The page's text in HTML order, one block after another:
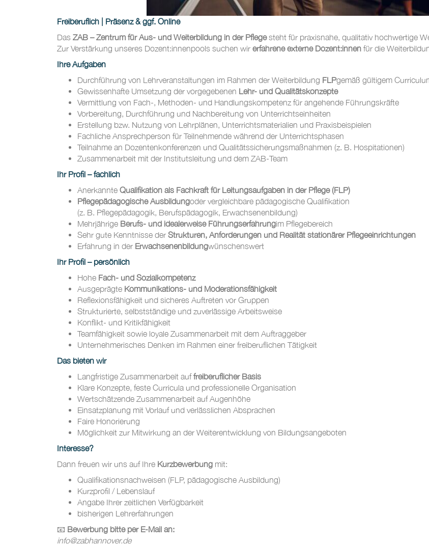
Freiberuflich | Präsenz & ggf. Online
Das ZAB – Zentrum für Aus- und Weiterbildung in der Pflegesteht für praxisnahe, qualitativ hochwertige
Zur Verstärkung unseres Dozent:innenpools suchen wir erfahrene externe Dozent:innen für die
Ihre Aufgaben
Durchführung von Lehrveranstaltungen im Rahmen der Weiterbildung FLPgemäß gültigem
Gewissenhafte Umsetzung der vorgegebenen Lehr- und Qualitätskonzepte
Vermittlung von Fach-, Methoden- und Handlungskompetenz für angehende Führungskräfte
Vorbereitung, Durchführung und Nachbereitung von Unterrichtseinheiten
Erstellung bzw. Nutzung von Lehrplänen, Unterrichtsmaterialien und Praxisbeispielen
Fachliche Ansprechperson für Teilnehmende während der Unterrichtsphasen
Teilnahme an Dozentenkonferenzen und Qualitätssicherungsmaßnahmen (z. B. Hospitationen)
Zusammenarbeit mit der Institutsleitung und dem ZAB-Team
Ihr Profil – fachlich
Anerkannte Qualifikation als Fachkraft für Leitungsaufgaben in der Pflege (FLP)
Pflegepädagogische Ausbildungoder vergleichbare pädagogische Qualifikation
(z. B. Pflegepädagogik, Berufspädagogik, Erwachsenenbildung)
Mehrjährige Berufs- und idealerweise Führungserfahrungim Pflegebereich
Sehr gute Kenntnisse der Strukturen, Anforderungen und Realität stationärer Pflegeeinrichtungen
Erfahrung in der Erwachsenenbildungwünschenswert
Ihr Profil – persönlich
Hohe Fach- und Sozialkompetenz
Ausgeprägte Kommunikations- und Moderationsfähigkeit
Reflexionsfähigkeit und sicheres Auftreten vor Gruppen
Strukturierte, selbstständige und zuverlässige Arbeitsweise
Konflikt- und Kritikfähigkeit
Teamfähigkeit sowie loyale Zusammenarbeit mit dem Auftraggeber
Unternehmerisches Denken im Rahmen einer freiberuflichen Tätigkeit
Das bieten wir
Langfristige Zusammenarbeit auffreiberuflicher Basis
Klare Konzepte, feste Curricula und professionelle Organisation
Wertschätzende Zusammenarbeit auf Augenhöhe
Einsatzplanung mit Vorlauf und verlässlichen Absprachen
Faire Honorierung
Möglichkeit zur Mitwirkung an der Weiterentwicklung von Bildungsangeboten
Interesse?
Dann freuen wir uns auf Ihre Kurzbewerbung mit:
Qualifikationsnachweisen (FLP, pädagogische Ausbildung)
Kurzprofil / Lebenslauf
Angabe Ihrer zeitlichen Verfügbarkeit
bisherigen Lehrerfahrungen
📧 Bewerbung bitte per E-Mail an:
info@zabhannover.de